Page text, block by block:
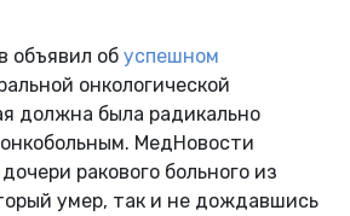
объявил об успешном
онкологической
должна была радикально
МедНовости
ракового больного из
умер, так и не дождавшись